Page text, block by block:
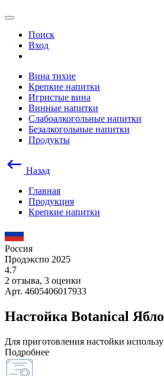
Поиск
Вход
Вина тихие
Крепкие напитки
Игристые вина
Винные напитки
Слабоалкогольные напитки
Безалкогольные напитки
Продукты
Назад
Главная
Продукция
Крепкие напитки
Россия
Продэкспо 2025
4.7
2 отзыва, 3 оценки
Арт. 4605406017933
Настойка Botanical
Для приготовления настойки
Подробнее